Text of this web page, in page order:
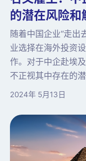
的潜在风险和
随着中国企业“走出
业选择在海外投资
作。对于中企赴埃
不正视其中存在的
2024年 5月13日